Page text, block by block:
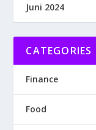
Juni 2024
CATEGORIES
Finance
Food